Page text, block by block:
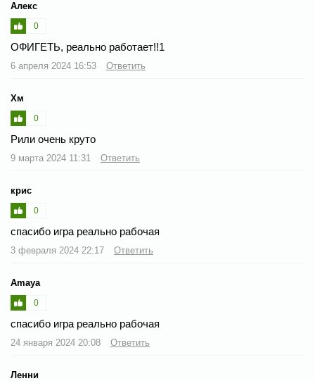
Алекс
0
ОФИГЕТЬ, реально работает!!1
6 апреля 2024 16:53 Ответить
Хм
0
Рили очень круто
9 марта 2024 11:31 Ответить
крис
0
спасибо игра реально рабочая
3 февраля 2024 22:17 Ответить
Amaya
0
спасибо игра реально рабочая
24 января 2024 20:08 Ответить
Ленни